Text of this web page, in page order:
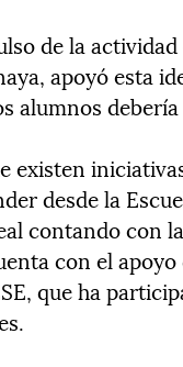
de la
apoyó esta
alumnos
existen
desde la
contando con
con el
que ha